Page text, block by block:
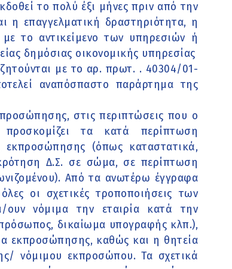
το πολύ έξι μήνες πριν από την
η επαγγελματική δραστηριότητα, η
το αντικείμενο των υπηρεσιών ή
δημόσιας οικονομικής υπηρεσίας
με το αρ. πρωτ. . 40304/01-
αναπόσπαστο παράρτημα της
στις περιπτώσεις που ο
τα κατά περίπτωση
εκπροσώπησης (όπως καταστατικά,
Δ.Σ. σε σώμα, σε περίπτωση
Από τα ανωτέρω έγγραφα
οι σχετικές τροποποιήσεις των
νόμιμα την εταιρία κατά την
δικαίωμα υπογραφής κλπ.),
εκπροσώπησης, καθώς και η θητεία
νόμιμου εκπροσώπου. Τα σχετικά